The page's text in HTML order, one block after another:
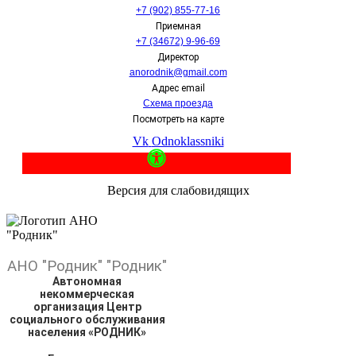
+7 (902) 855-77-16
Приемная
+7 (34672) 9-96-69
Директор
anorodnik@gmail.com
Адрес email
Схема проезда
Посмотреть на карте
Vk Odnoklassniki
Версия для слабовидящих
АНО "Родник" "Родник"
Автономная
некоммерческая
организация Центр
социального обслуживания
населения «РОДНИК»